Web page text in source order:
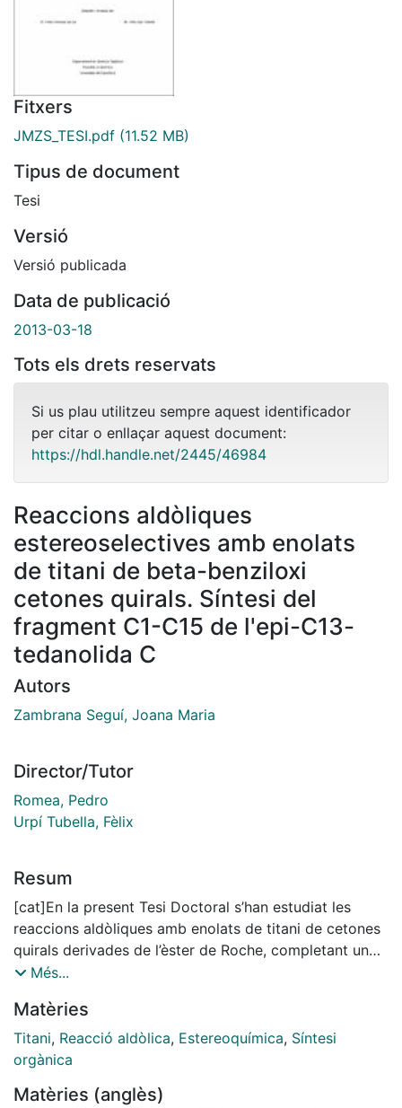
Fitxers
JMZS_TESI.pdf (11.52 MB)
Tipus de document
Tesi
Versió
Versió publicada
Data de publicació
2013-03-18
Tots els drets reservats
Si us plau utilitzeu sempre aquest identificador
per citar o enllaçar aquest document:
https://hdl.handle.net/2445/46984
Reaccions aldòliques
estereoselectives amb enolats
de titani de beta-benziloxi
cetones quirals. Síntesi del
fragment C1-C15 de l'epi-C13-
tedanolida C
Autors
Zambrana Seguí, Joana Maria
Director/Tutor
Romea, Pedro
Urpí Tubella, Fèlix
Resum
[cat]En la present Tesi Doctoral s’han estudiat les
reaccions aldòliques amb enolats de titani de cetones
quirals derivades de l’èster de Roche, completant un
estudi previ amb la reacció aldòlica de propionat. Així,
de l’(S)-4-benziloxi-3-metil-2-butanona. Les millors
condicions de reacció impliquen l’ús de dos
equivalents de TiCl4 addicionant el segon equivalent
l’aldehid amb un equivalent d’àcid de Lewis i
Més...
Matèries
Titani, Reacció aldòlica, Estereoquímica, Síntesi
orgànica
Matèries (anglès)